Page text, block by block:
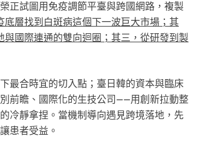
正試圖用免疫調節平臺與跨國網路，複製
層找到白斑病這個下一波巨大市場；其
國際連通的雙向迴圈；其三，從研發到製
最合時宜的切入點；臺日韓的資本與臨床
前瞻、國際化的生技公司——用創新拉動整
冷靜拿捏。當機制導向遇見跨境落地，先
患者受益。